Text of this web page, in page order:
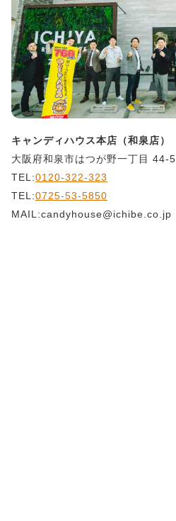
キャンディハウス本店（和泉店）
大阪府和泉市はつが野一丁目 44-5
TEL:0120-322-323
TEL:0725-53-5850
MAIL:candyhouse@ichibe.co.jp